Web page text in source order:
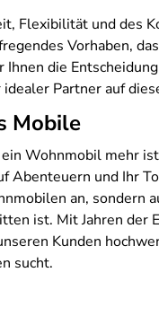
Flexibilität und des
Vorhaben,
die
Partner auf
Mobile
Wohnmobil mehr
Abenteuern und Ihr
an, sondern
ist. Mit Jahren der
Kunden
sucht.